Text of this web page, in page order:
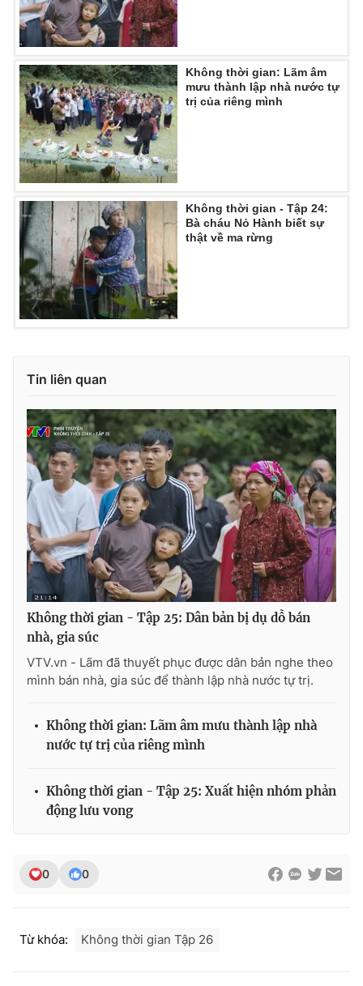
Không thời gian: Lãm âm
mưu thành lập nhà nước tự
trị của riêng mình
Không thời gian - Tập 24:
Bà cháu Nỏ Hành biết sự
thật về ma rừng
Tin liên quan
Không thời gian - Tập 25: Dân bản bị dụ dỗ bán
nhà, gia súc
VTV.vn - Lãm đã thuyết phục được dân bản nghe theo
mình bán nhà, gia súc để thành lập nhà nước tự trị.
Không thời gian: Lãm âm mưu thành lập nhà
nước tự trị của riêng mình
Không thời gian - Tập 25: Xuất hiện nhóm phản
động lưu vong
0 0
Từ khóa: Không thời gian Tập 26